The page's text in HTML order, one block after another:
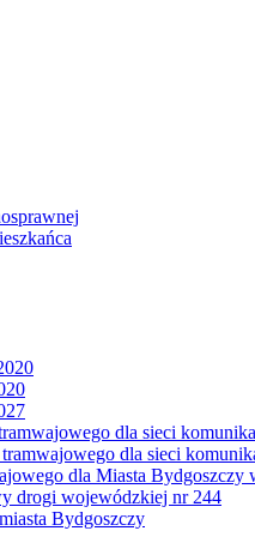
dla sieci
dla sieci
dla Miasta
drogi wojewódzkiej nr 244
Bydgoszczy